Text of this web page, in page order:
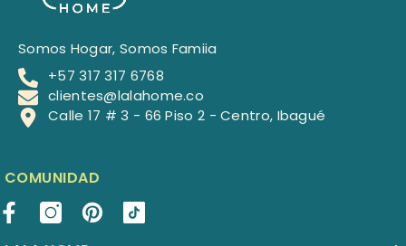
Somos Hogar, Somos Famiia
+57 317 317 6768
clientes@lalahome.co
Calle 17 # 3 - 66 Piso 2 - Centro, Ibagué
COMUNIDAD